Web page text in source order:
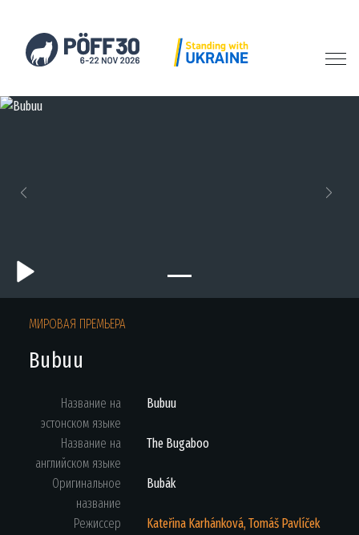
МИРОВАЯ ПРЕМЬЕРА
Bubuu
Название на
эстонском языке
Bubuu
Название на
английском языке
The Bugaboo
Оригинальное
название
Bubák
Режиссер
Kateřina Karhánková, Tomáš Pavlíček